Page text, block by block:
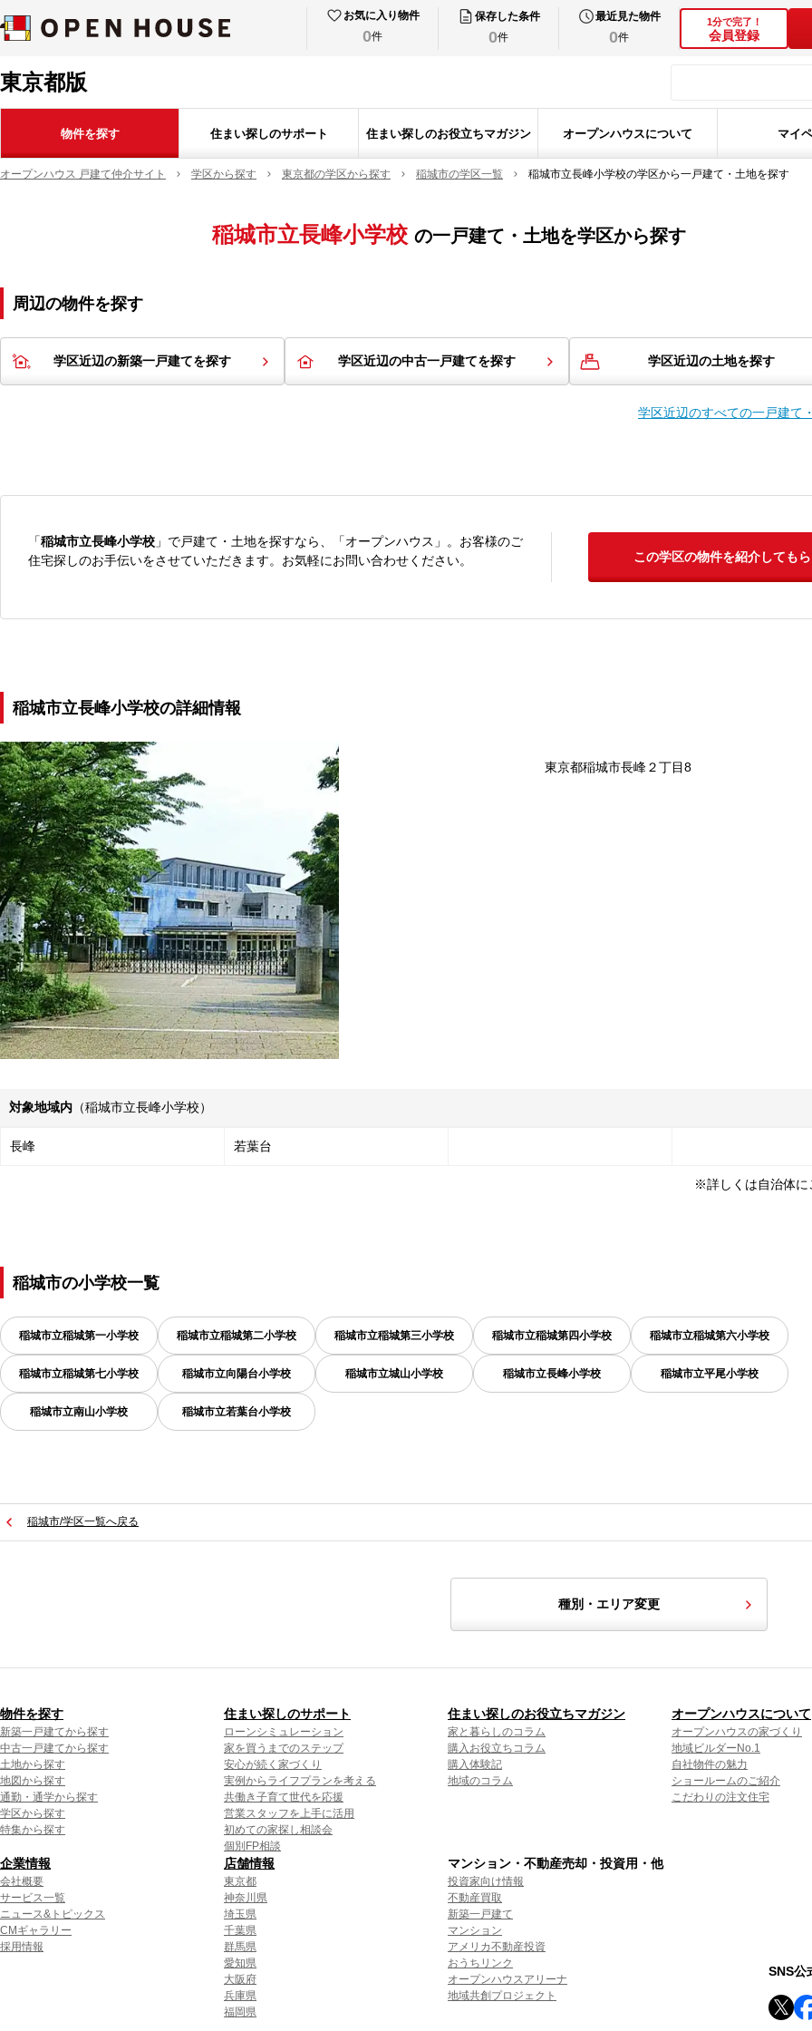
お気に入り物件
0件
保存した条件
0件
最近見た物件
0件
1分で完了！
会員登録
東京都版
物件を探す 住まい探しのサポート 住まい探しのお役立ちマガジン オープンハウスについて マイ
オープンハウス 戸建て仲介サイト 学区から探す 東京都の学区から探す 稲城市の学区一覧 稲城市立長峰小学校の学区から一戸建て・土地を探す
稲城市立長峰小学校 の一戸建て・土地を学区から探す
周辺の物件を探す
学区近辺の新築一戸建てを探す 学区近辺の中古一戸建てを探す 学区近辺の土地を探す
学区近辺のすべての一戸建て
「稲城市立長峰小学校 」で戸建て・土地を探すなら、「オープンハウス」。お客様のご
住宅探しのお手伝いをさせていただきます。お気軽にお問い合わせください。
この学区の物件を紹介してもら
稲城市立長峰小学校の詳細情報
東京都稲城市長峰２丁目8
対象地域内 （稲城市立長峰小学校）
長峰 若葉台
※詳しくは自治体に
稲城市の小学校一覧
稲城市立稲城第一小学校 稲城市立稲城第二小学校 稲城市立稲城第三小学校 稲城市立稲城第四小学校 稲城市立稲城第六小学校
稲城市立稲城第七小学校 稲城市立向陽台小学校 稲城市立城山小学校 稲城市立長峰小学校 稲城市立平尾小学校
稲城市立南山小学校 稲城市立若葉台小学校
稲城市/学区一覧へ戻る
種別・エリア変更
物件を探す
新築一戸建てから探す
中古一戸建てから探す
土地から探す
地図から探す
通勤・通学から探す
学区から探す
特集から探す
住まい探しのサポート
ローンシミュレーション
家を買うまでのステップ
安心が続く家づくり
実例からライフプランを考える
共働き子育て世代を応援
営業スタッフを上手に活用
初めての家探し相談会
個別FP相談
住まい探しのお役立ちマガジン
家と暮らしのコラム
購入お役立ちコラム
購入体験記
地域のコラム
オープンハウスについて
オープンハウスの家づくり
地域ビルダーNo.1
自社物件の魅力
ショールームのご紹介
こだわりの注文住宅
企業情報
会社概要
サービス一覧
ニュース&トピックス
CMギャラリー
採用情報
店舗情報
東京都
神奈川県
埼玉県
千葉県
群馬県
愛知県
大阪府
兵庫県
福岡県
マンション・不動産売却・投資用・他
投資家向け情報
不動産買取
新築一戸建て
マンション
アメリカ不動産投資
おうちリンク
オープンハウスアリーナ
地域共創プロジェクト
SNS公